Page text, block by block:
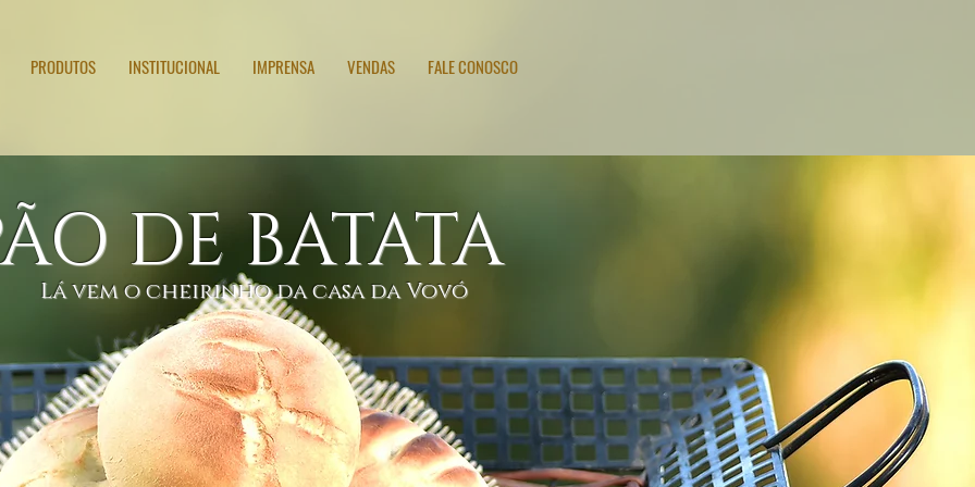
PRODUTOS INSTITUCIONAL IMPRENSA VENDAS FALE CONOSCO
BROA DE MILHO
DE BATATA
Lá vem o cheirinho da casa da Vovó